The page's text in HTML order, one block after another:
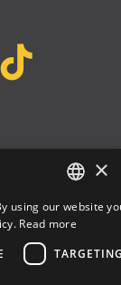
ITALIAN
×
using our website
Read more